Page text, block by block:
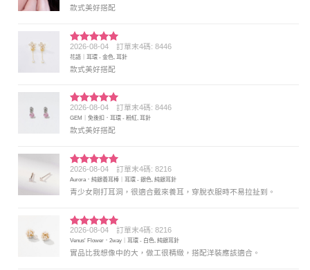
款式美好搭配
評分5滿
分 5
2026-08-04 訂單末4碼: 8446
花語｜耳環 - 金色, 耳針
款式美好搭配
評分5 滿
分 5
2026-08-04 訂單末4碼: 8446
GEM｜免後扣．耳環 - 粉紅, 耳針
款式美好搭配
評分5 滿
分 5
2026-08-04 訂單末4碼: 8216
Aurora．純銀養耳棒｜耳環 - 銀色, 純銀耳針
青少女剛打耳洞，很適合戴來養耳，穿脫衣服時不易拉扯到。
評分5 滿
分 5
2026-08-04 訂單末4碼: 8216
Venus' Flower．2way｜耳環 - 白色, 純銀耳針
實品比我想像中的大，做工很精緻，搭配洋裝應該適合。